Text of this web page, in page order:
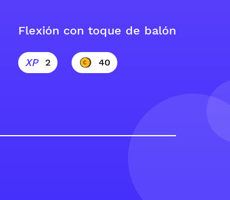
Flexión con toque de balón
2 40